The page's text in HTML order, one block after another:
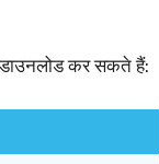
डाउनलोड कर सकते हैं: